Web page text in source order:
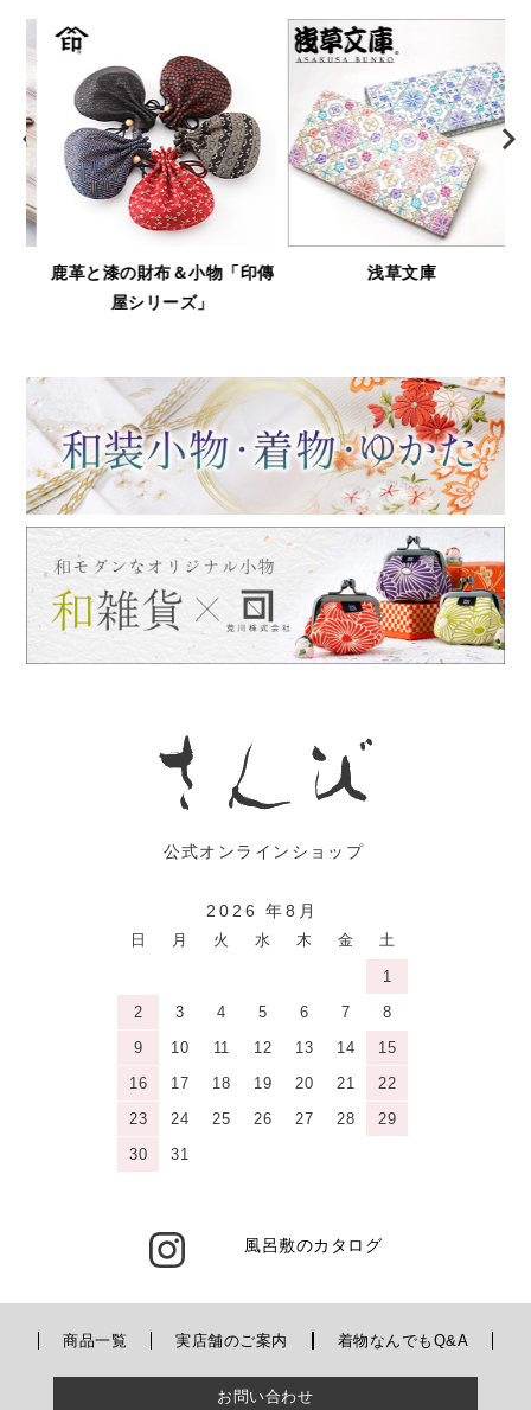
鹿革と漆の財布＆小物「印傳
屋シリーズ」
浅草文庫
2026 年8月
日 月 火 水 木 金 土
1
2
3 4 5 6 7
8
9
10 11 12 13 14
15
16
17 18 19 20 21
22
23
24 25 26 27 28
29
30
31
風呂敷のカタログ
商品一覧 実店舗のご案内 着物なんでもQ&A
お問い合わせ